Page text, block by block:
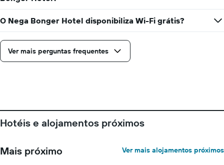
os
dias
da
semana
numa
abcissa
médio
de
numa
O Nega Bonger Hotel disponibiliza Wi-Fi grátis?
Ver mais perguntas frequentes
Hotéis e alojamentos próximos
Mais próximo Ver mais alojamentos próximos